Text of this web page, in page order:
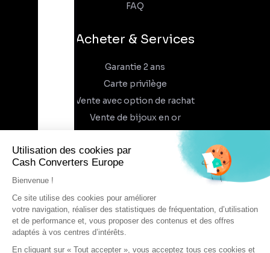
FAQ
Acheter & Services
Garantie 2 ans
Carte privilège
Vente avec option de rachat
Vente de bijoux en or
À propos
Recrutement
Trouvez un magasin